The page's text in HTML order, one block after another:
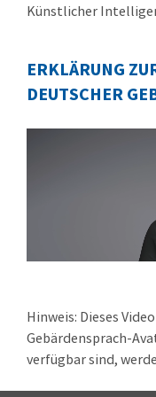
Künstlicher
ERKLÄRUNG
DEUTSCHER
Hinweis: Dieses
Gebärdensprach-
verfügbar sind,